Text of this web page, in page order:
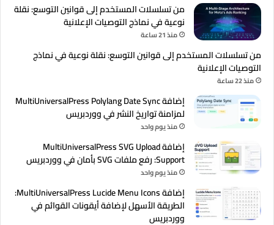
من تسلسلات المستخدم إلى قوانين التوسع: نقلة
نوعية في نماذج التوصيات الإعلانية
منذ 21 ساعة
من تسلسلات المستخدم إلى قوانين التوسع: نقلة نوعية في نماذج
التوصيات الإعلانية
منذ 22 ساعة
إضافة MultiUniversalPress Polylang Date Sync
لمزامنة تواريخ النشر في ووردبريس
منذ يوم واحد
إضافة MultiUniversalPress SVG Upload
Support: رفع ملفات SVG بأمان في ووردبريس
منذ يوم واحد
إضافة MultiUniversalPress Lucide Menu Icons:
الطريقة الأسهل لإضافة أيقونات القوائم في
ووردبريس